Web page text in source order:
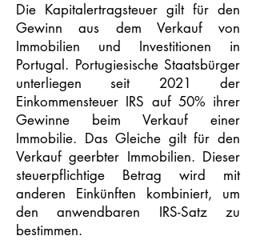
Die Kapitalertragsteuer gilt für den
Gewinn aus dem Verkauf von
Immobilien und Investitionen in
Portugal. Portugiesische Staatsbürger
unterliegen seit 2021 der
Einkommensteuer IRS auf 50% ihrer
Gewinne beim Verkauf einer
Immobilie. Das Gleiche gilt für den
Verkauf geerbter Immobilien. Dieser
steuerpflichtige Betrag wird mit
anderen Einkünften kombiniert, um
den anwendbaren IRS-Satz zu
bestimmen.